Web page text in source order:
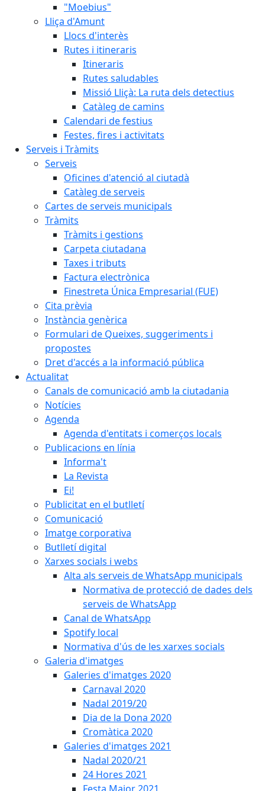
"Moebius"
Lliça d'Amunt
Llocs d'interès
Rutes i itineraris
Itineraris
Rutes saludables
Missió Lliçà: La ruta dels detectius
Catàleg de camins
Calendari de festius
Festes, fires i activitats
Serveis i Tràmits
Serveis
Oficines d'atenció al ciutadà
Catàleg de serveis
Cartes de serveis municipals
Tràmits
Tràmits i gestions
Carpeta ciutadana
Taxes i tributs
Factura electrònica
Finestreta Única Empresarial (FUE)
Cita prèvia
Instància genèrica
Formulari de Queixes, suggeriments i
propostes
Dret d'accés a la informació pública
Actualitat
Canals de comunicació amb la ciutadania
Notícies
Agenda
Agenda d'entitats i comerços locals
Publicacions en línia
Informa't
La Revista
Ei!
Publicitat en el butlletí
Comunicació
Imatge corporativa
Butlletí digital
Xarxes socials i webs
Alta als serveis de WhatsApp municipals
Normativa de protecció de dades dels
serveis de WhatsApp
Canal de WhatsApp
Spotify local
Normativa d'ús de les xarxes socials
Galeria d'imatges
Galeries d'imatges 2020
Carnaval 2020
Nadal 2019/20
Dia de la Dona 2020
Cromàtica 2020
Galeries d'imatges 2021
Nadal 2020/21
24 Hores 2021